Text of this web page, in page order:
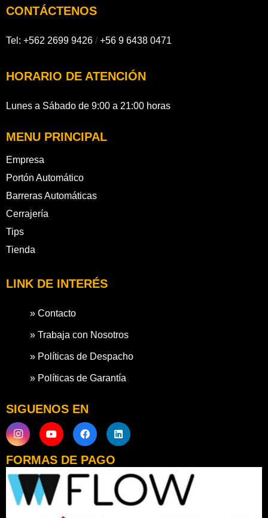
CONTÁCTENOS
Tel: +562 2699 9426 / +56 9 6438 0471
HORARIO DE ATENCIÓN
Lunes a Sábado de 9:00 a 21:00 horas
MENU PRINCIPAL
Empresa
Portón Automático
Barreras Automáticas
Cerrajería
Tips
Tienda
LINK DE INTERÉS
» Contacto
» Trabaja con Nosotros
» Políticas de Despacho
» Políticas de Garantía
SIGUENOS EN
FORMAS DE PAGO